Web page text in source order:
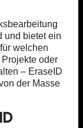
und bietet ein
welchen
oder
– EraseID
der Masse